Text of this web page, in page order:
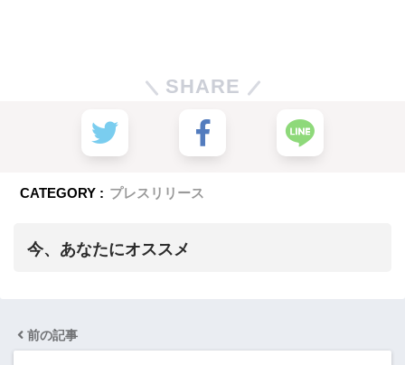
SHARE
CATEGORY : プレスリリース
今、あなたにオススメ
前の記事